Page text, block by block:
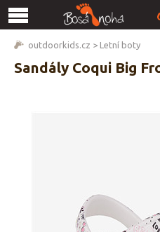
outdoorkids.cz > Letní boty
Sandály Coqui Big